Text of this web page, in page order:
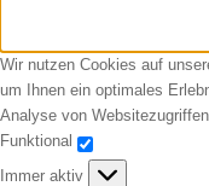
Wir nutzen Cookies auf
um Ihnen ein optimales
Analyse von
Funktional
Funktional
Immer aktiv